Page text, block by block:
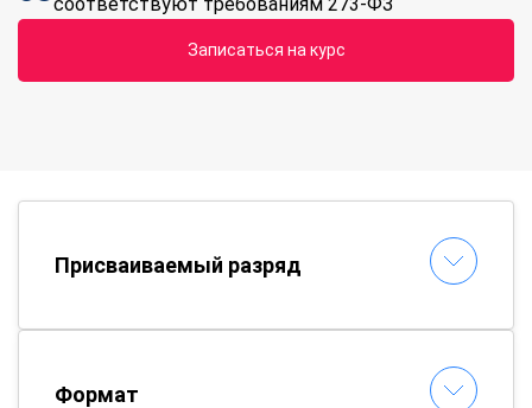
Записаться на курс
Присваиваемый разряд
Формат